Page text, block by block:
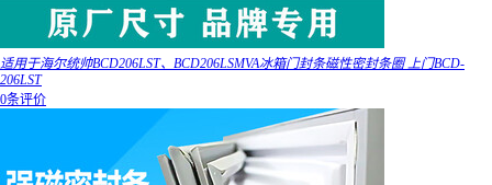
适用于海尔统帅BCD206LST、BCD206LSMVA冰箱门封条磁性密封条圈 上门BCD-
206LST
0条评价